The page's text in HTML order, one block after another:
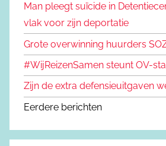
Man pleegt suïcide in
vlak voor zijn deportatie
Grote overwinning huurders
#WijReizenSamen steunt OV-
Zijn de extra defensieuitgaven
Eerdere berichten